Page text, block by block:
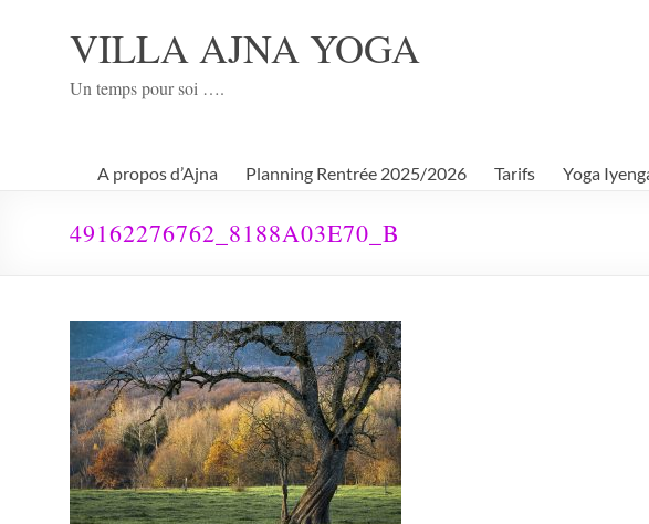
VILLA AJNA YOGA
Un temps pour soi ….
A propos d’Ajna Planning Rentrée 2025/2026 Tarifs Yoga
49162276762_8188A03E70_B